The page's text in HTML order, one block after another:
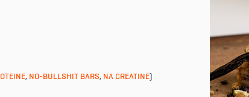
, NO-BULLSHIT BARS, NA CREATINE)